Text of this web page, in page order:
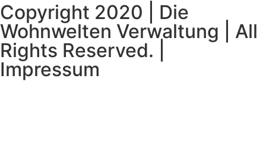
Copyright 2020 | Die
Wohnwelten Verwaltung | All
Rights Reserved. |
Impressum